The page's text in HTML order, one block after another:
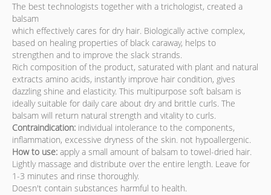
The best technologists together with a trichologist, created a
balsam
which effectively cares for dry hair. Biologically active complex,
based on healing properties of black caraway, helps to
strengthen and to improve the slack strands.
Rich composition of the product, saturated with plant and natural
extracts amino acids, instantly improve hair condition, gives
dazzling shine and elasticity. This multipurpose soft balsam is
ideally suitable for daily care about dry and brittle curls. The
balsam will return natural strength and vitality to curls.
Contraindication: individual intolerance to the components,
inflammation, excessive dryness of the skin. not hypoallergenic.
How to use: apply a small amount of balsam to towel-dried hair.
Lightly massage and distribute over the entire length. Leave for
1-3 minutes and rinse thoroughly.
Doesn't contain substances harmful to health.